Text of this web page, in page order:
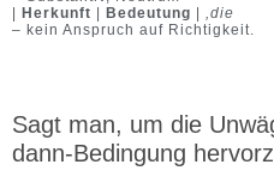
Herkunft Bedeutung
,die
– kein Anspruch auf Richtigkeit.
Sagt man, um die
dann-Bedingung